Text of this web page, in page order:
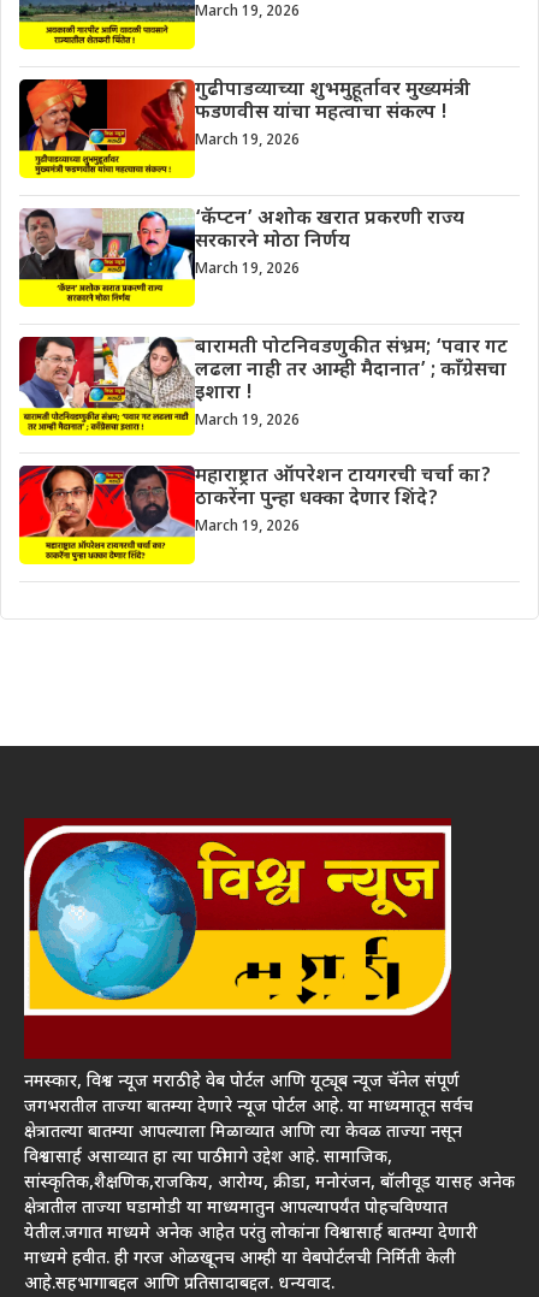
March 19, 2026
गुढीपाडव्याच्या शुभमुहूर्तावर मुख्यमंत्री
फडणवीस यांचा महत्वाचा संकल्प !
March 19, 2026
‘कॅप्टन’ अशोक खरात प्रकरणी राज्य
सरकारने मोठा निर्णय
March 19, 2026
बारामती पोटनिवडणुकीत संभ्रम; ‘पवार गट
लढला नाही तर आम्ही मैदानात’ ; काँग्रेसचा
इशारा !
March 19, 2026
महाराष्ट्रात ऑपरेशन टायगरची चर्चा का?
ठाकरेंना पुन्हा धक्का देणार शिंदे?
March 19, 2026
नमस्कार, विश्व न्यूज मराठी हे वेब पोर्टल आणि यूट्यूब न्यूज चॅनेल संपूर्ण
जगभरातील ताज्या बातम्या देणारे न्यूज पोर्टल आहे. या माध्यमातून सर्वच
क्षेत्रातल्या बातम्या आपल्याला मिळाव्यात आणि त्या केवळ ताज्या नसून
विश्वासार्ह असाव्यात हा त्या पाठीमागे उद्देश आहे. सामाजिक,
सांस्कृतिक,शैक्षणिक,राजकिय, आरोग्य, क्रीडा, मनोरंजन, बॉलीवूड यासह अनेक
क्षेत्रातील ताज्या घडामोडी या माध्यमातुन आपल्यापर्यंत पोहचविण्यात
येतील.जगात माध्यमे अनेक आहेत परंतु लोकांना विश्वासार्ह बातम्या देणारी
माध्यमे हवीत. ही गरज ओळखूनच आम्ही या वेबपोर्टलची निर्मिती केली
आहे.सहभागाबद्दल आणि प्रतिसादाबद्दल. धन्यवाद.